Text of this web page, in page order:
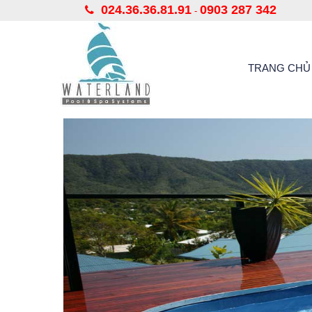
024.36.36.81.91 - 0903 287 342
TRANG CHỦ